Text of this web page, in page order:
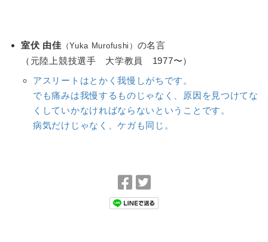
室伏 由佳 （Yuka Murofushi） の名言
（元陸上競技選手 大学教員 1977〜）
アスリートはとかく我慢しがちです。
でも痛みは我慢するものじゃなく、原因を見つけてな
くしていかなければならないということです。
病気だけじゃなく、ケガも同じ。
a
c
w
i